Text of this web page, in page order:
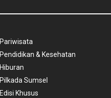
Pariwisata
Pendidikan & Kesehatan
Hiburan
Pilkada Sumsel
Edisi Khusus